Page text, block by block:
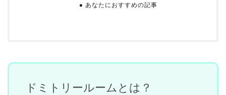
あなたにおすすめの記事
ドミトリールームとは？